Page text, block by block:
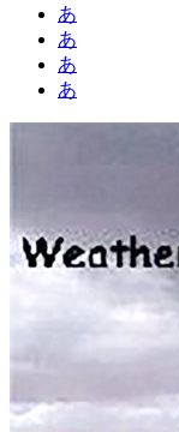
あ
あ
あ
あ